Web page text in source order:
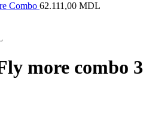
Combo 62.111,00 MDL
more combo 3